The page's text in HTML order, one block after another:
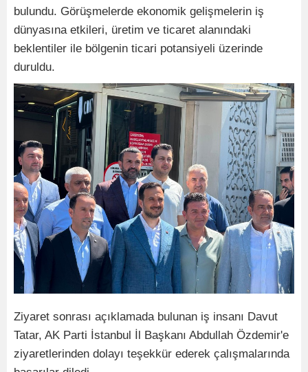
bulundu. Görüşmelerde ekonomik gelişmelerin iş
dünyasına etkileri, üretim ve ticaret alanındaki
beklentiler ile bölgenin ticari potansiyeli üzerinde
duruldu.
Ziyaret sonrası açıklamada bulunan iş insanı Davut
Tatar, AK Parti İstanbul İl Başkanı Abdullah Özdemir'e
ziyaretlerinden dolayı teşekkür ederek çalışmalarında